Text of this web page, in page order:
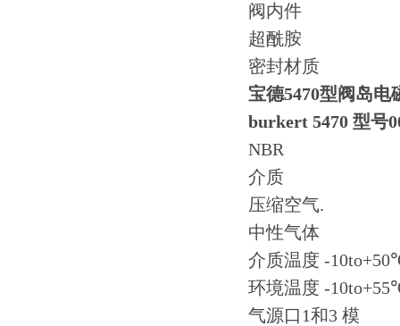
阀内件
超酰胺
密封材质
宝德5470型阀岛
burkert 5470 型号
NBR
介质
压缩空气.
中性气体
介质温度 -
环境温度 -
气源口1和3 模